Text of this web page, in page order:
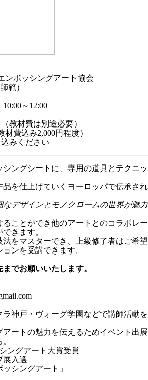
ッシングアート協会
）
～12:00
教材費は別途必要）
み2,000円程度）
ください
ングシートに、専用の道具とテクニッ
を仕上げていくヨーロッパで伝承され
なデザインとモノクロームの世界が魅力
ことができ他のアートとのコラボレー
きます。
をマスターでき、上級修了者はご希望
ンを受講できます。
でお願いいたします。
ラ神戸・ヴォーグ学園などで講師活動を
アートの魅力を伝えるためイベント出展
ングアート大賞受賞
展入選
シングアート」